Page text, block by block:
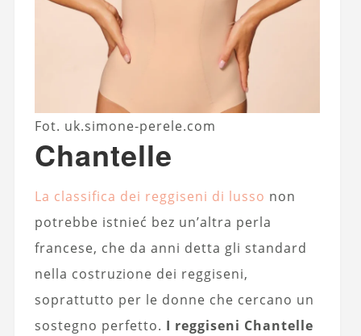
Fot. uk.simone-perele.com
Chantelle
La classifica dei reggiseni di lusso non
potrebbe istnieć bez un’altra perla
francese, che da anni detta gli standard
nella costruzione dei reggiseni,
soprattutto per le donne che cercano un
sostegno perfetto. I reggiseni Chantelle